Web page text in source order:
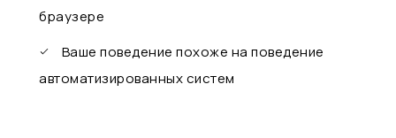
браузере
Ваше поведение похоже на поведение
автоматизированных систем